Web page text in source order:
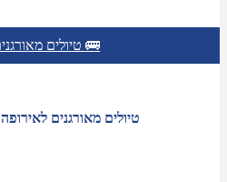
טיולים מאורגנים 🚌
טיולים מאורגנים לאירופה